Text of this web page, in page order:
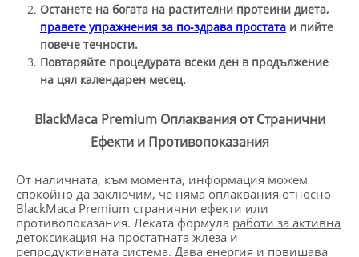
Останете на богата на растителни протеини диета,
правете упражнения за по-здрава простата и пийте
повече течности.
Повтаряйте процедурата всеки ден в продължение
на цял календарен месец.
BlackMaca Premium Оплаквания от Странични
Ефекти и Противопоказания
От наличната, към момента, информация можем
спокойно да заключим, че няма оплаквания относно
BlackMaca Premium странични ефекти или
противопоказания. Леката формула работи за активна
детоксикация на простатната жлеза и
репродуктивната система. Дава енергия и повишава